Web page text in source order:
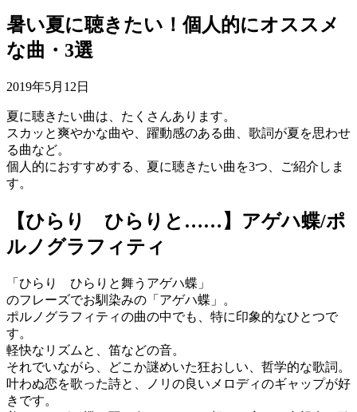
暑い夏に聴きたい！個人的にオススメ
な曲・3選
2019年5月12日
夏に聴きたい曲は、たくさんあります。
スカッと爽やかな曲や、躍動感のある曲、歌詞が夏を思わせ
る曲など。
個人的におすすめする、夏に聴きたい曲を3つ、ご紹介しま
す。
【ひらり ひらりと……】アゲハ蝶/ポ
ルノグラフィティ
「ひらり ひらりと舞うアゲハ蝶」
のフレーズでお馴染みの「アゲハ蝶」。
ポルノグラフィティの曲の中でも、特に印象的なひとつで
す。
軽快なリズムと、笛などの音。
それでいながら、どこか謎めいた狂おしい、哲学的な歌詞。
叶わぬ恋を歌った詩と、ノリの良いメロディのギャップが好
きです。